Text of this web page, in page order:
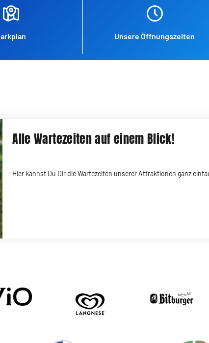
Unsere Öffnungszeiten
Alle Wartezeiten auf einem Blick!
Hier kannst Du Dir die Wartezeiten unserer Attraktionen ganz